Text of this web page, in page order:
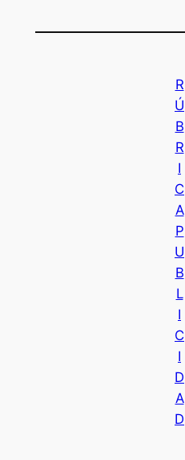
R
Ú
B
R
I
C
A
P
U
B
L
I
C
I
D
A
D